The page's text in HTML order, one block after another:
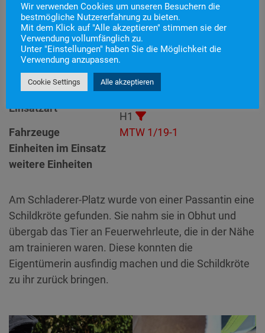
Einsatznummer
46
Einsatzstichwort
H1 – Tierrettung
Einsatzort
Alarmierungszeitpunkt
Einsatzdauer
16 Minuten
Einsatzart
H1
Fahrzeuge
MTW 1/19-1
Einheiten im Einsatz
weitere Einheiten
Am Schladerer-Platz wurde von einer Passantin eine
Schildkröte gefunden. Sie nahm sie in Obhut und
übergab das Tier an Feuerwehrleute, die in der Nähe
am trainieren waren. Diese konnten die
Eigentümerin ausfindig machen und die Schildkröte
zu ihr zurück bringen.
Wir verwenden Cookies um unseren Besuchern die
bestmögliche Nutzererfahrung zu bieten.
Mit dem Klick auf "Alle akzeptieren" stimmen sie der
Verwendung vollumfänglich zu.
Unter "Einstellungen" haben Sie die Möglichkeit die
Verwendung anzupassen.
Cookie Settings Alle akzeptieren